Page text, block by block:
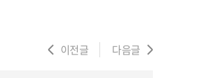
이전글 다음글